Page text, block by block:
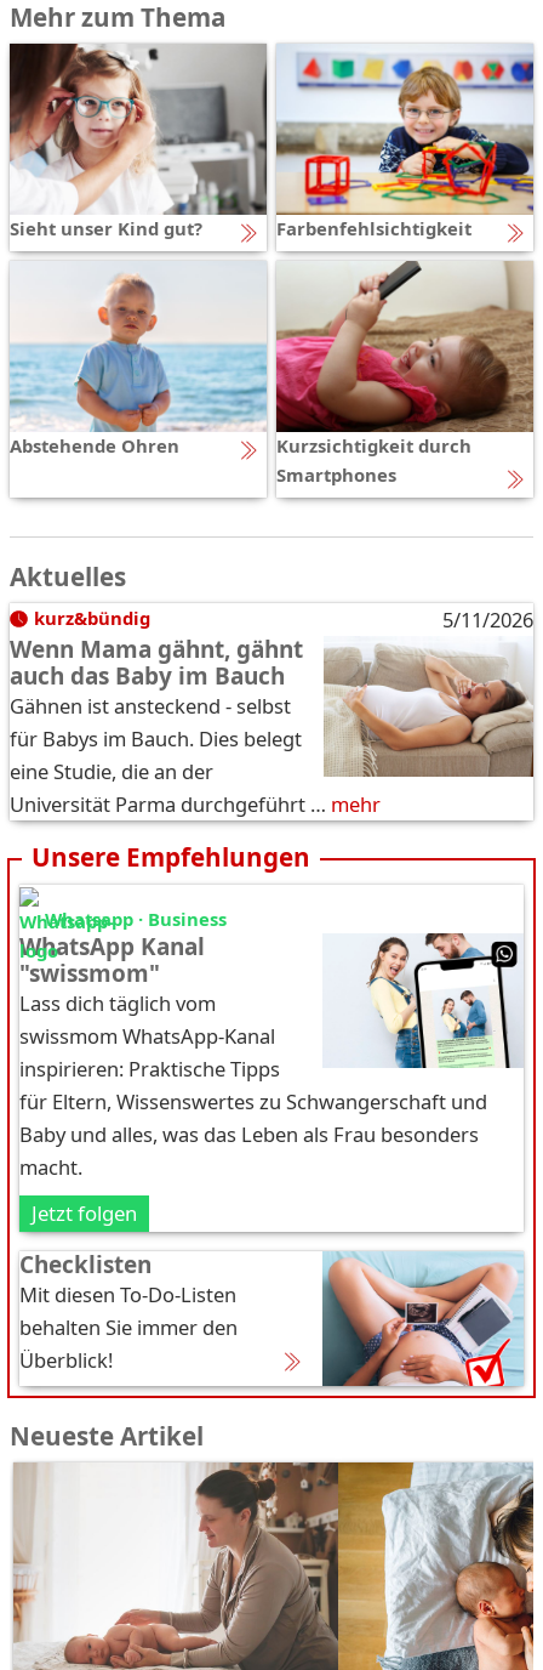
Mehr zum Thema
Sieht unser Kind gut? Farbenfehlsichtigkeit
Abstehende Ohren
Kurzsichtigkeit durch
Smartphones
Aktuelles
kurz&bündig 5/11/2026
Wenn Mama gähnt, gähnt
auch das Baby im Bauch
Gähnen ist ansteckend - selbst
für Babys im Bauch. Dies belegt
eine Studie, die an der
Universität Parma durchgeführt … mehr
Unsere Empfehlungen
Whatsapp · Business
WhatsApp Kanal
"swissmom"
Lass dich täglich vom
swissmom WhatsApp-Kanal
inspirieren: Praktische Tipps
für Eltern, Wissenswertes zu Schwangerschaft und
Baby und alles, was das Leben als Frau besonders
macht.
Jetzt folgen
Checklisten
Mit diesen To-Do-Listen
behalten Sie immer den
Überblick!
Neueste Artikel